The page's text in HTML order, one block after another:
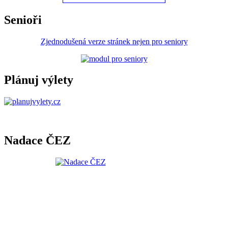
Senioři
Zjednodušená verze stránek nejen pro seniory
Plánuj výlety
Nadace ČEZ